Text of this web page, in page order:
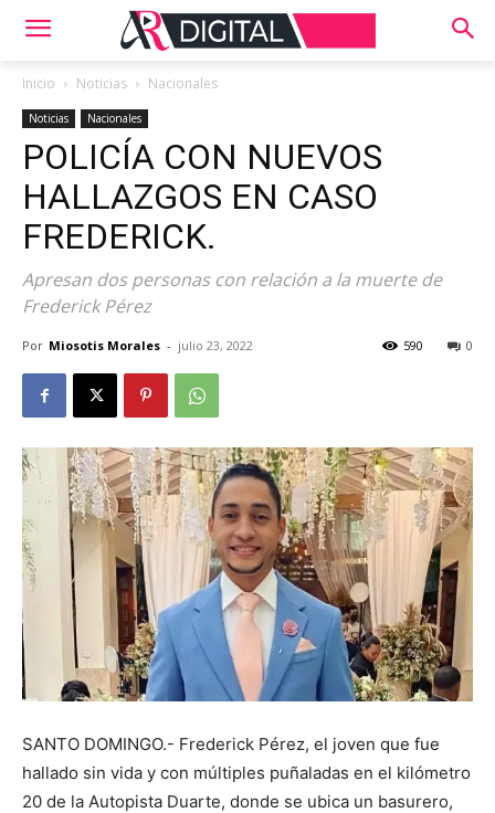
Inicio Noticias Nacionales
Noticias Nacionales
POLICÍA CON NUEVOS
HALLAZGOS EN CASO
FREDERICK.
Apresan dos personas con relación a la muerte de
Frederick Pérez
Por Miosotis Morales - julio 23, 2022 0
590
SANTO DOMINGO.- Frederick Pérez, el joven que fue
hallado sin vida y con múltiples puñaladas en el kilómetro
20 de la Autopista Duarte, donde se ubica un basurero,